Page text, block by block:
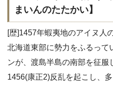
まいんのたたかい】
[歴]1457年蝦夷地のアイヌ人
北海道東部に勢力をふるって
ンが、渡島半島の南部を征服
1456(康正2)反乱を起こし、